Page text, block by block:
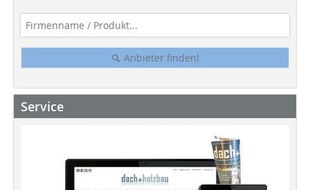
Anbieter finden!
Service